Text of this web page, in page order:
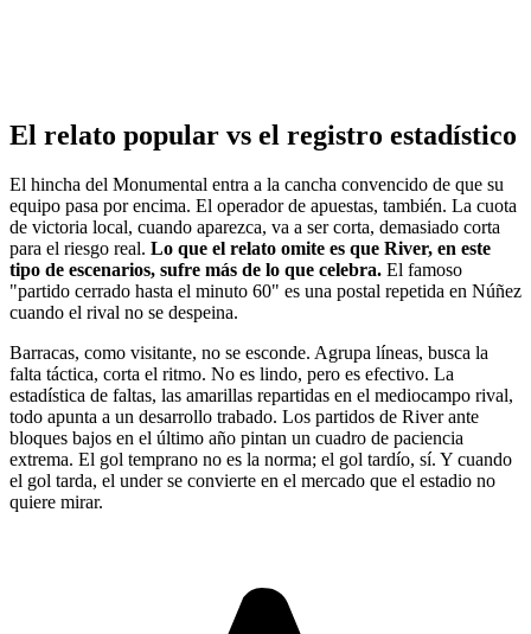
El relato popular vs el registro estadístico
El hincha del Monumental entra a la cancha convencido de que su
equipo pasa por encima. El operador de apuestas, también. La cuota
de victoria local, cuando aparezca, va a ser corta, demasiado corta
para el riesgo real. Lo que el relato omite es que River, en este
tipo de escenarios, sufre más de lo que celebra. El famoso
"partido cerrado hasta el minuto 60" es una postal repetida en Núñez
cuando el rival no se despeina.
Barracas, como visitante, no se esconde. Agrupa líneas, busca la
falta táctica, corta el ritmo. No es lindo, pero es efectivo. La
estadística de faltas, las amarillas repartidas en el mediocampo rival,
todo apunta a un desarrollo trabado. Los partidos de River ante
bloques bajos en el último año pintan un cuadro de paciencia
extrema. El gol temprano no es la norma; el gol tardío, sí. Y cuando
el gol tarda, el under se convierte en el mercado que el estadio no
quiere mirar.